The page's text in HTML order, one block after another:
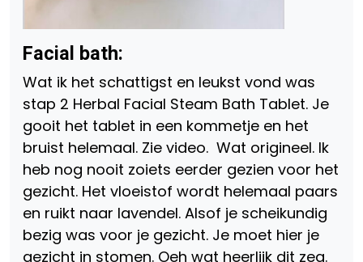
Facial bath:
Wat ik het schattigst en leukst vond was
stap 2 Herbal Facial Steam Bath Tablet. Je
gooit het tablet in een kommetje en het
bruist helemaal. Zie video. Wat origineel. Ik
heb nog nooit zoiets eerder gezien voor het
gezicht. Het vloeistof wordt helemaal paars
en ruikt naar lavendel. Alsof je scheikundig
bezig was voor je gezicht. Je moet hier je
gezicht in stomen. Oeh wat heerlijk dit zeg.